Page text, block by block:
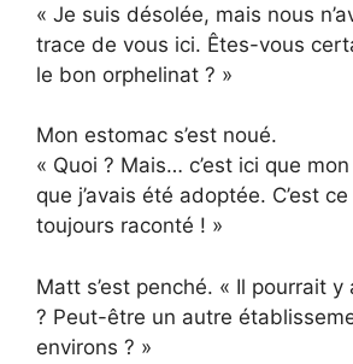
« Je suis désolée, mais nous
trace de vous ici. Êtes-vous
le bon orphelinat ? »
Mon estomac s’est noué.
« Quoi ? Mais… c’est ici que
que j’avais été adoptée. C’est ce
toujours raconté ! »
Matt s’est penché. « Il pourrait
? Peut-être un autre
environs ? »